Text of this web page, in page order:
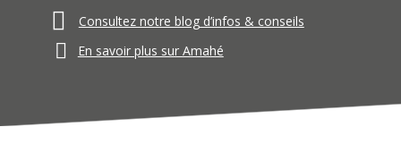
Consultez notre blog d’infos & conseils
En savoir plus sur Amahé